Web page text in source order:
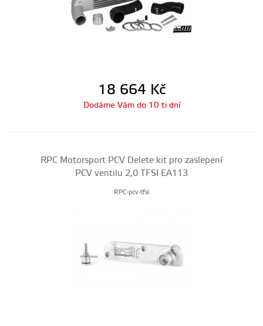
18 664 Kč
Dodáme Vám do 10 ti dní
RPC Motorsport PCV Delete kit pro zaslepení
PCV ventilu 2,0 TFSI EA113
RPC-pcv-tfsi